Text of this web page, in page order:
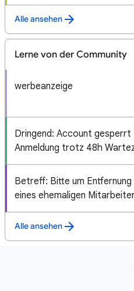
Alle ansehen
Lerne von der Community
werbeanzeige
Dringend: Account gesperrt
Anmeldung trotz 48h
Betreff: Bitte um
eines ehemaligen
Alle ansehen